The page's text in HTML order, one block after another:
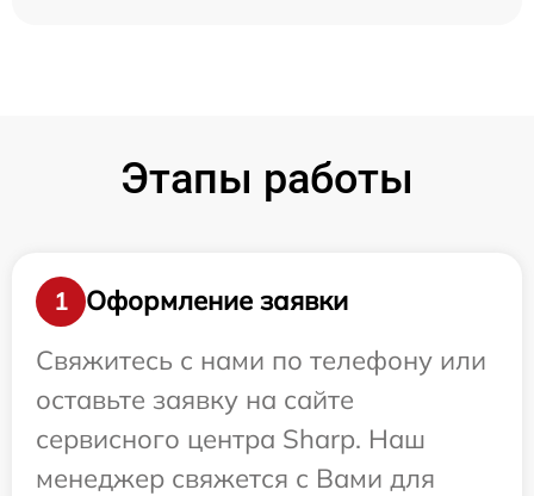
Этапы работы
1
Оформление заявки
Свяжитесь с нами по телефону или
оставьте заявку на сайте
сервисного центра Sharp. Наш
менеджер свяжется с Вами для